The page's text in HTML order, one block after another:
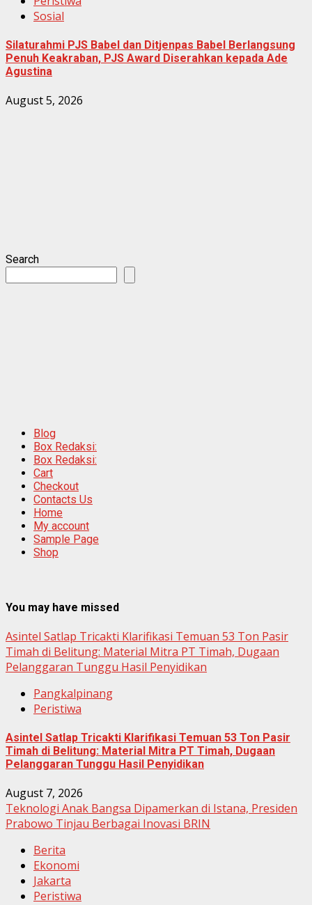
Sosial
Silaturahmi PJS Babel dan Ditjenpas Babel Berlangsung
Penuh Keakraban, PJS Award Diserahkan kepada Ade
Agustina
August 5, 2026
Search
Blog
Box Redaksi:
Box Redaksi:
Cart
Checkout
Contacts Us
Home
My account
Sample Page
Shop
You may have missed
Asintel Satlap Tricakti Klarifikasi Temuan 53 Ton Pasir
Timah di Belitung: Material Mitra PT Timah, Dugaan
Pelanggaran Tunggu Hasil Penyidikan
Pangkalpinang
Peristiwa
Asintel Satlap Tricakti Klarifikasi Temuan 53 Ton Pasir
Timah di Belitung: Material Mitra PT Timah, Dugaan
Pelanggaran Tunggu Hasil Penyidikan
August 7, 2026
Teknologi Anak Bangsa Dipamerkan di Istana, Presiden
Prabowo Tinjau Berbagai Inovasi BRIN
Berita
Ekonomi
Jakarta
Peristiwa